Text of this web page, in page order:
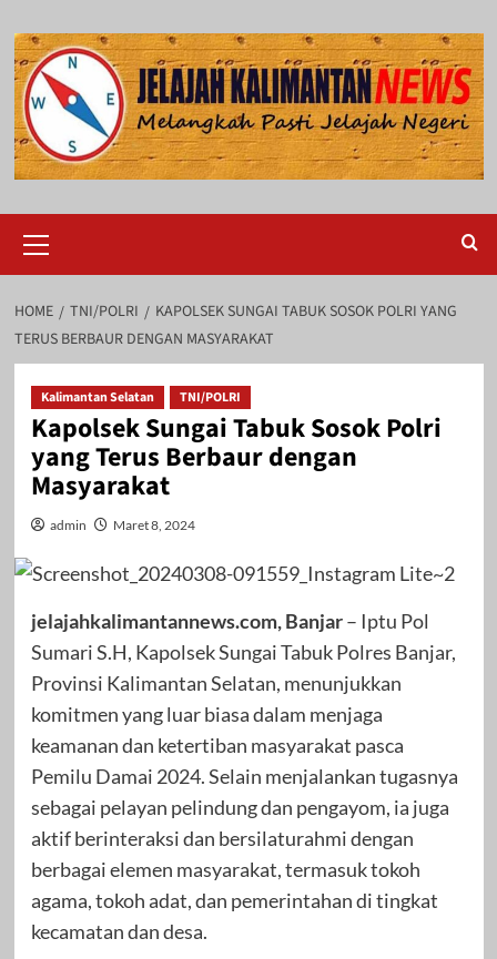
to
content
Menu
HOME TNI/POLRI
KAPOLSEK SUNGAI TABUK SOSOK POLRI YANG
TERUS BERBAUR DENGAN MASYARAKAT
Kalimantan Selatan TNI/POLRI
Kapolsek Sungai Tabuk Sosok Polri
yang Terus Berbaur dengan
Masyarakat
admin Maret 8, 2024
jelajahkalimantannews.com, Banjar– Iptu Pol
Sumari S.H, Kapolsek Sungai Tabuk Polres Banjar,
Provinsi Kalimantan Selatan, menunjukkan
komitmen yang luar biasa dalam menjaga
keamanan dan ketertiban masyarakat pasca
Pemilu Damai 2024. Selain menjalankan tugasnya
sebagai pelayan pelindung dan pengayom, ia juga
aktif berinteraksi dan bersilaturahmi dengan
berbagai elemen masyarakat, termasuk tokoh
agama, tokoh adat, dan pemerintahan di tingkat
kecamatan dan desa.